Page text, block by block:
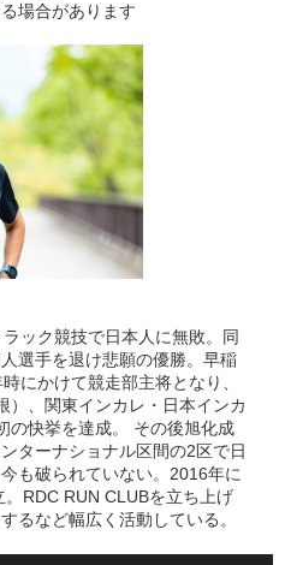
場合があります
ック競技で日本人に無敗。同
選手を退け悲願の優勝。早稲
にかけて競走部主将となり、
）、関東インカレ・日本インカ
の快挙を達成。 その後旭化成
ターナショナル区間の2区で日
も破られていない。2016年に
RDC RUN CLUBを立ち上げ
るなど幅広く活動している。